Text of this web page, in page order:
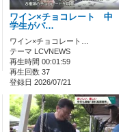
ワイン×チョコレート 中
学生がパ…
ワイン×チョコレート…
テーマ LCVNEWS
再生時間 00:01:59
再生回数 37
登録日 2026/07/21